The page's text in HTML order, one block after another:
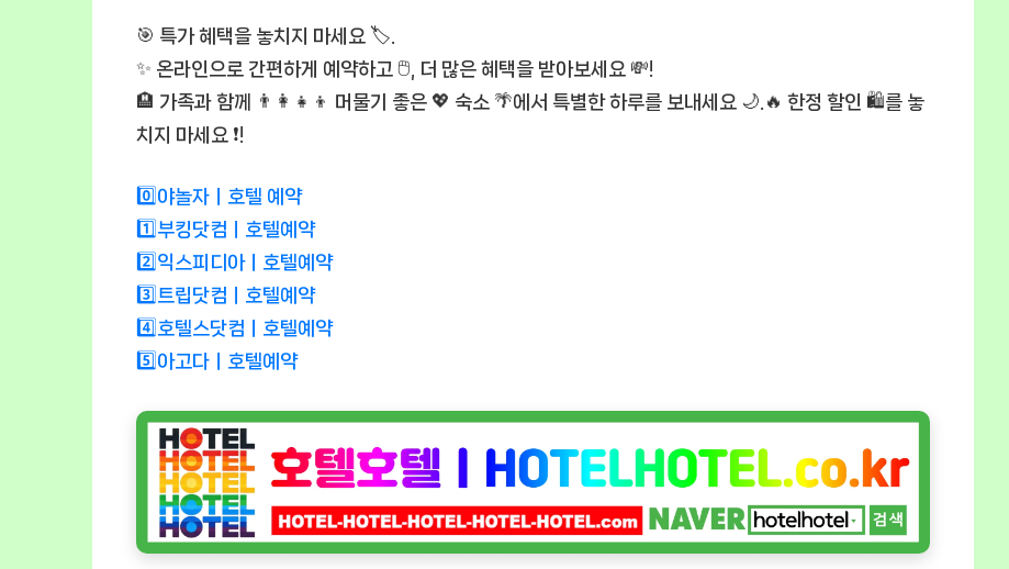
🎯 특가 혜택을 놓치지 마세요 🏷️.
✨ 온라인으로 간편하게 예약하고 🖱️, 더 많은 혜택을 받아보세요 💸!
🏨 가족과 함께 👨‍👩‍👧‍👦 머물기 좋은 💖 숙소 🌴에서 특별한 하루를 보내세요 🌙.🔥 한정 할인 🛍️를 놓
치지 마세요 ❗!
0️⃣야놀자ㅣ호텔 예약
1️⃣부킹닷컴ㅣ호텔예약
2️⃣익스피디아ㅣ호텔예약
3️⃣트립닷컴ㅣ호텔예약
4️⃣호텔스닷컴ㅣ호텔예약
5️⃣아고다ㅣ호텔예약